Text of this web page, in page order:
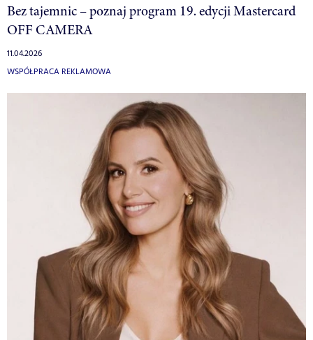
Bez tajemnic – poznaj program 19. edycji Mastercard
OFF CAMERA
11.04.2026
WSPÓŁPRACA REKLAMOWA